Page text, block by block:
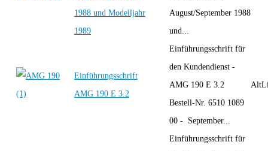
1988 und Modelljahr
1989
August/September 1988
und...
Einführungsschrift
AMG 190 E 3.2
Einführungsschrift für
den Kundendienst -
AMG 190 E 3.2
Bestell-Nr. 6510 1089
00 - September...
Einführungsschrift für